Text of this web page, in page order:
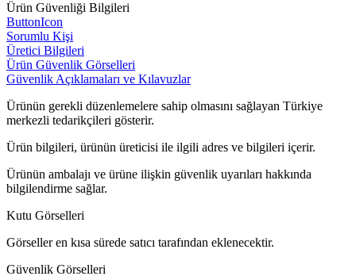
Ürün Güvenliği Bilgileri
ButtonIcon
Sorumlu Kişi
Üretici Bilgileri
Ürün Güvenlik Görselleri
Güvenlik Açıklamaları ve Kılavuzlar
Ürünün gerekli düzenlemelere sahip olmasını sağlayan Türkiye
merkezli tedarikçileri gösterir.
Ürün bilgileri, ürünün üreticisi ile ilgili adres ve bilgileri içerir.
Ürünün ambalajı ve ürüne ilişkin güvenlik uyarıları hakkında
bilgilendirme sağlar.
Kutu Görselleri
Görseller en kısa sürede satıcı tarafından eklenecektir.
Güvenlik Görselleri